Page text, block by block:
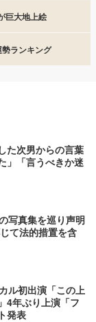
巨大地上絵
ランキング
た次男からの言葉
」「言うべきか迷
写真集を巡り声明
て法的措置を含
ル初出演「この上
4年ぶり上演「フ
発表